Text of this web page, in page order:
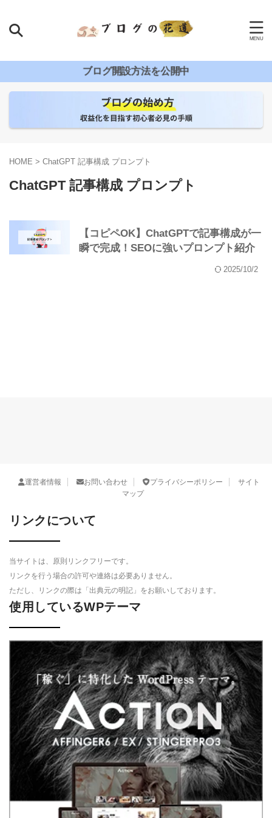
ブログ開設方法を公開中
HOME > ChatGPT 記事構成 プロンプト
ChatGPT 記事構成 プロンプト
【コピペOK】ChatGPTで記事構成が一
瞬で完成！SEOに強いプロンプト紹介
2025/10/2
運営者情報 お問い合わせ プライバシーポリシー
サイト
マップ
リンクについて
当サイトは、原則リンクフリーです。
リンクを行う場合の許可や連絡は必要ありません。
ただし、リンクの際は「出典元の明記」をお願いしております。
使用しているWPテーマ